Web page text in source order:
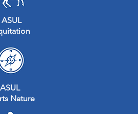
ASUL
Nature
ASUL